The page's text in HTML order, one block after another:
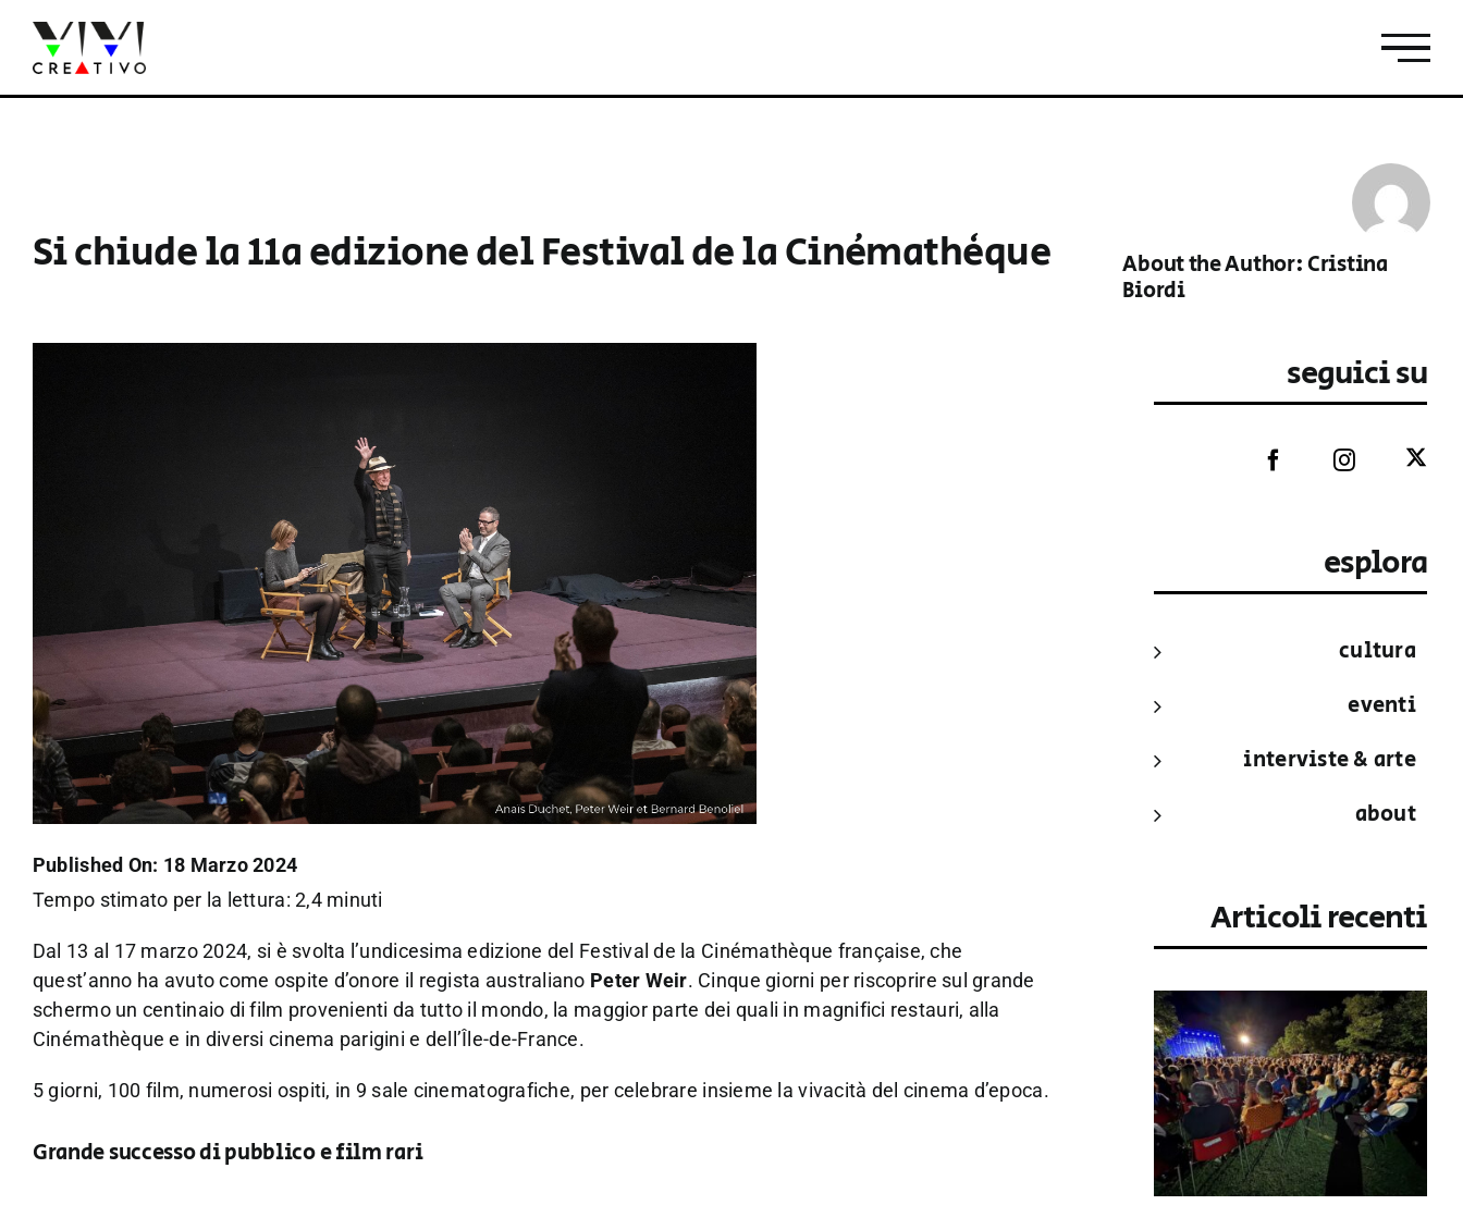
contenuto
Si chiude la 11a edizione del Festival de la Cinémathèque About the Author:Cristina
Biordi
Published On: 18 Marzo 2024
Tempo stimato per la lettura: 2,4 minuti
Dal 13 al 17 marzo 2024, si è svolta l’undicesima edizione del Festival de la Cinémathèque française, che
quest’anno ha avuto come ospite d’onore il regista australiano Peter Weir. Cinque giorni per riscoprire sul grande
schermo un centinaio di film provenienti da tutto il mondo, la maggior parte dei quali in magnifici restauri, alla
Cinémathèque e in diversi cinema parigini e dell’Île-de-France.
5 giorni, 100 film, numerosi ospiti, in 9 sale cinematografiche, per celebrare insieme la vivacità del cinema d’epoca.
Grande successo di pubblico e film rari
seguici su
esplora
cultura
eventi
interviste & arte
about
Articoli recenti